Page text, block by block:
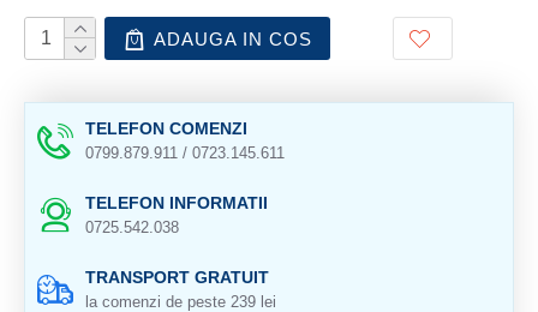
ADAUGA IN COS
TELEFON COMENZI
0799.879.911 / 0723.145.611
TELEFON INFORMATII
0725.542.038
TRANSPORT GRATUIT
la comenzi de peste 239 lei